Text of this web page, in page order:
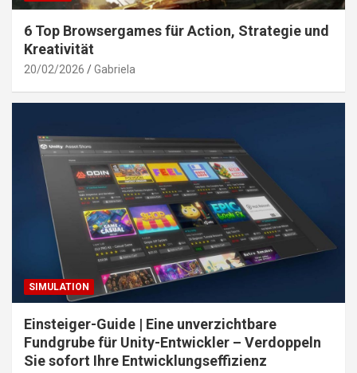
6 Top Browsergames für Action, Strategie und
Kreativität
20/02/2026 Gabriela
SIMULATION
Einsteiger-Guide | Eine unverzichtbare
Fundgrube für Unity-Entwickler – Verdoppeln
Sie sofort Ihre Entwicklungseffizienz